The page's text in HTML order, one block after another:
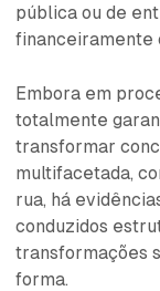
pública ou de
financeiramente
Embora em
totalmente
transformar
multifacetada,
rua, há
conduzidos
transformações
forma.